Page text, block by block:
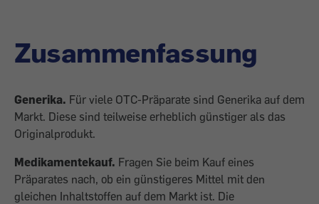
Zusammenfassung
Generika. Für viele OTC-Präparate sind Generika auf dem
Markt. Diese sind teilweise erheblich günstiger als das
Originalprodukt.
Medikamentekauf. Fragen Sie beim Kauf eines
Präparates nach, ob ein günstigeres Mittel mit den
gleichen Inhaltstoffen auf dem Markt ist. Die